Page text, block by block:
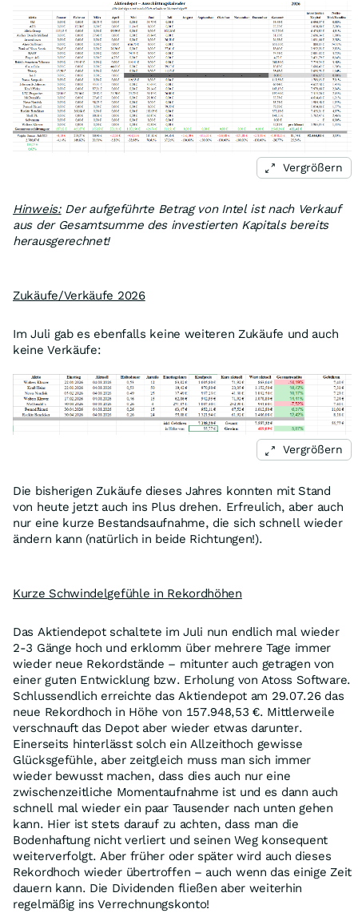
Vergrößern
Hinweis:Der aufgeführte Betrag von Intel ist nach Verkauf
aus der Gesamtsumme des investierten Kapitals bereits
herausgerechnet!
Zukäufe/Verkäufe 2026
Im Juli gab es ebenfalls keine weiteren Zukäufe und auch
keine Verkäufe:
Vergrößern
Die bisherigen Zukäufe dieses Jahres konnten mit Stand
von heute jetzt auch ins Plus drehen. Erfreulich, aber auch
nur eine kurze Bestandsaufnahme, die sich schnell wieder
ändern kann (natürlich in beide Richtungen!).
Kurze Schwindelgefühle in Rekordhöhen
Das Aktiendepot schaltete im Juli nun endlich mal wieder
2-3 Gänge hoch und erklomm über mehrere Tage immer
wieder neue Rekordstände – mitunter auch getragen von
einer guten Entwicklung bzw. Erholung von Atoss Software.
Schlussendlich erreichte das Aktiendepot am 29.07.26 das
neue Rekordhoch in Höhe von 157.948,53 €. Mittlerweile
verschnauft das Depot aber wieder etwas darunter.
Einerseits hinterlässt solch ein Allzeithoch gewisse
Glücksgefühle, aber zeitgleich muss man sich immer
wieder bewusst machen, dass dies auch nur eine
zwischenzeitliche Momentaufnahme ist und es dann auch
schnell mal wieder ein paar Tausender nach unten gehen
kann. Hier ist stets darauf zu achten, dass man die
Bodenhaftung nicht verliert und seinen Weg konsequent
weiterverfolgt. Aber früher oder später wird auch dieses
Rekordhoch wieder übertroffen – auch wenn das einige Zeit
dauern kann. Die Dividenden fließen aber weiterhin
regelmäßig ins Verrechnungskonto!